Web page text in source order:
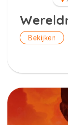
Bekijken